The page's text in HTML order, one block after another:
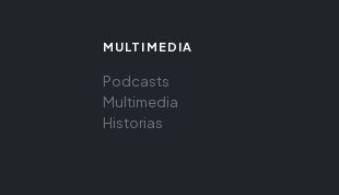
MULTIMEDIA
Podcasts
Multimedia
Historias